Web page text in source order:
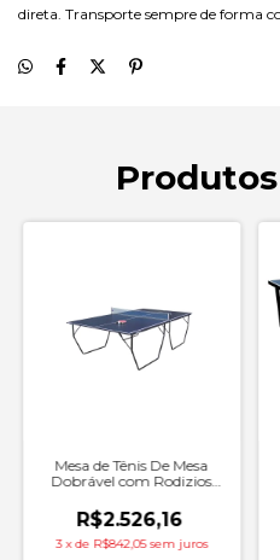
direta. Transporte sempre de forma
Mesa de Tênis De Mesa
Dobrável com Rodizios
R$2.526,16
3 xde R$842,05 sem juros